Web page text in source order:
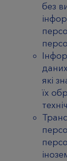
без
які
їх